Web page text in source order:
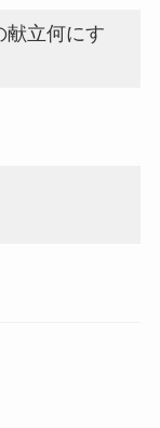
献立何にす